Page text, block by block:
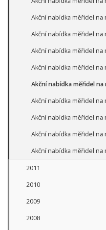
Akční nabídka měřidel na
Akční nabídka měřidel na
Akční nabídka měřidel na
Akční nabídka měřidel na
Akční nabídka měřidel na
Akční nabídka měřidel na
Akční nabídka měřidel na
Akční nabídka měřidel na
Akční nabídka měřidel na
2011
2010
2009
2008